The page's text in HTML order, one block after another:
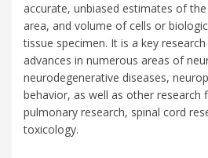
accurate, unbiased estimates of
area, and volume of cells or
tissue specimen. It is a key
advances in numerous areas of
neurodegenerative diseases,
behavior, as well as other research
pulmonary research, spinal cord
toxicology.